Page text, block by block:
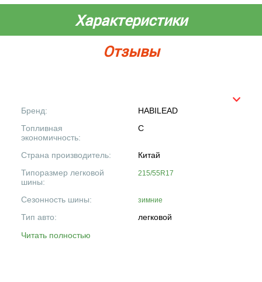
Характеристики
Отзывы
Бренд:
HABILEAD
Топливная
экономичность:
C
Страна производитель:
Китай
Типоразмер легковой
шины:
215/55R17
Сезонность шины: зимние
Тип авто:
легковой
Читать полностью